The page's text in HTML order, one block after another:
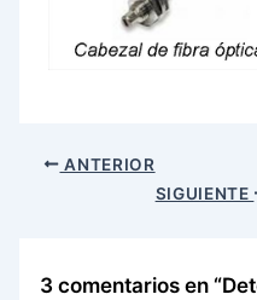
ANTERIOR
SIGUIENTE
3 comentarios en